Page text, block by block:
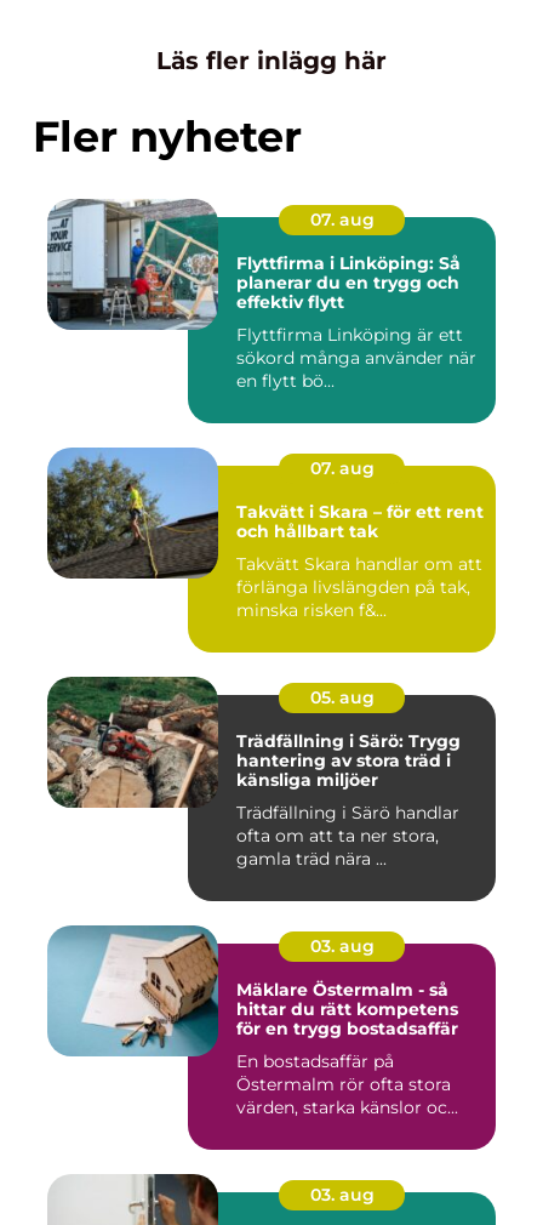
Läs fler inlägg här
Fler nyheter
07. aug
Flyttfirma i Linköping: Så
planerar du en trygg och
effektiv flytt
Flyttfirma Linköping är ett
sökord många använder när
en flytt bö...
07. aug
Takvätt i Skara – för ett rent
och hållbart tak
Takvätt Skara handlar om att
förlänga livslängden på tak,
minska risken f&...
05. aug
Trädfällning i Särö: Trygg
hantering av stora träd i
känsliga miljöer
Trädfällning i Särö handlar
ofta om att ta ner stora,
gamla träd nära ...
03. aug
Mäklare Östermalm - så
hittar du rätt kompetens
för en trygg bostadsaffär
En bostadsaffär på
Östermalm rör ofta stora
värden, starka känslor oc...
03. aug